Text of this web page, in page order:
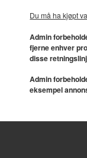
Du må ha kjøpt
Admin
fjerne enhver
disse
Admin
eksempel